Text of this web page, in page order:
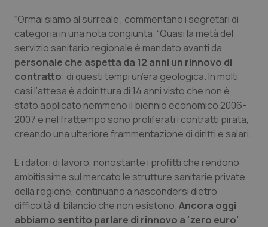
Lazio
Liguria
Lombardia
Marche
Piemonte
Provincia Autonoma di Bolzano
Diabete & glucometri
Disturbi dell’umore
Dolore
Donna & Salute
HIV
Infezioni & Febbre
“Ormai siamo al surreale”, commentano i segretari di
categoria in una nota congiunta. “Quasi la metà del
servizio sanitario regionale è mandato avanti da
personale che aspetta da 12 anni un rinnovo di
contratto: di questi tempi un’era geologica. In molti
casi l’attesa è addirittura di 14 anni visto che non è
stato applicato nemmeno il biennio economico 2006-
2007 e nel frattempo sono proliferati i contratti pirata,
creando una ulteriore frammentazione di diritti e salari.
E i datori di lavoro, nonostante i profitti che rendono
ambitissime sul mercato le strutture sanitarie private
della regione, continuano a nascondersi dietro
difficoltà di bilancio che non esistono.Ancora oggi
abbiamo sentito parlare di rinnovo a 'zero euro'.